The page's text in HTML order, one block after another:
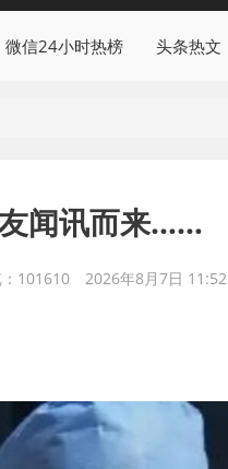
微信24小时热榜 头条热文
闻讯而来……
101610 2026年8月7日 11:52